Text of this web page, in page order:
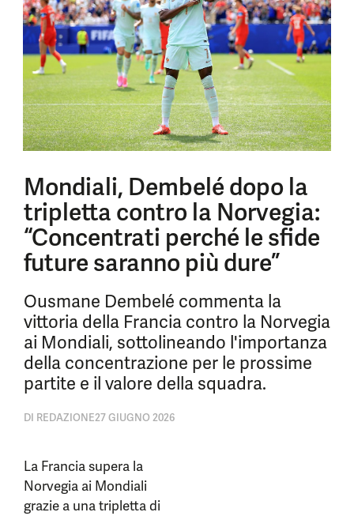
Mondiali, Dembelé dopo la
tripletta contro la Norvegia:
“Concentrati perché le sfide
future saranno più dure”
Ousmane Dembelé commenta la
vittoria della Francia contro la Norvegia
ai Mondiali, sottolineando l'importanza
della concentrazione per le prossime
partite e il valore della squadra.
DI REDAZIONE27 GIUGNO 2026
La Francia supera la
Norvegia ai Mondiali
grazie a una tripletta di